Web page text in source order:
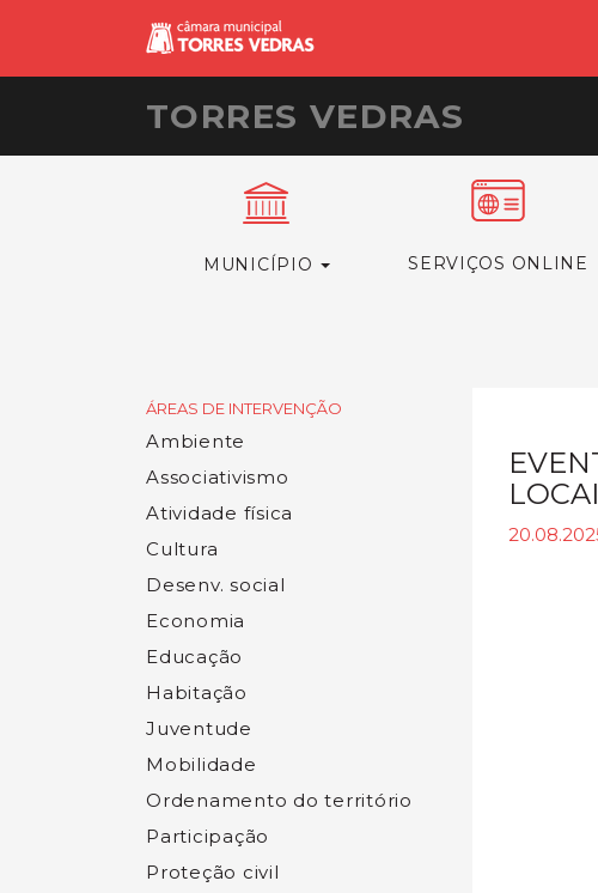
TORRES VEDRAS
MUNICÍPIO SERVIÇOS ONLINE
ÁREAS DE INTERVENÇÃO
Ambiente
Associativismo
Atividade física
Cultura
Desenv. social
Economia
Educação
Habitação
Juventude
Mobilidade
Ordenamento do território
Participação
Proteção civil